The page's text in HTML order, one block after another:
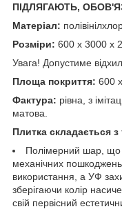
ПІДЛЯГАЮТЬ,
Матеріал:
Розміри: 600 х 3000 х
Увага! Допустиме
Площа покриття: 600
Фактура: рівна, з
матова.
Плитка складається з
Полімерний шар, що
механічних
використання, а УФ
зберігаючи колір
свій первісний